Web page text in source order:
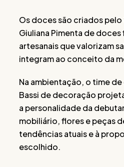
Os doces são criados
Giuliana Pimenta de
artesanais que valorizam
integram ao conceito da
Na ambientação, o time
Bassi de decoração
a personalidade da
mobiliário, flores e peças
tendências atuais e à
escolhido.